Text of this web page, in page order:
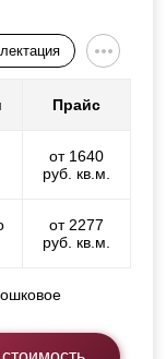
Прайс
от 1640
руб. кв.м.
от 2277
руб. кв.м.